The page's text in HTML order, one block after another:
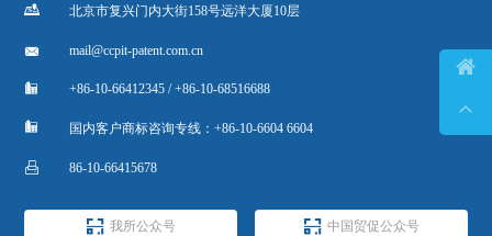
 北京市复兴门内大街158号远洋大厦10层
 mail@ccpit-patent.com.cn
 +86-10-66412345 / +86-10-68516688
 国内客户商标咨询专线：+86-10-6604 6604
 86-10-66415678
 我所公众号  中国贸促公众号

